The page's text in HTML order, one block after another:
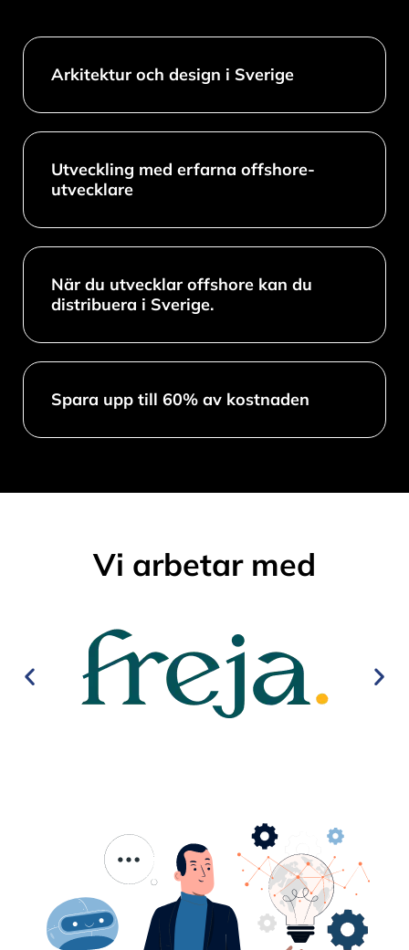
Arkitektur och design i Sverige​
Utveckling med erfarna offshore-
utvecklare
När du utvecklar offshore kan du
distribuera i Sverige.
Spara upp till 60% av kostnaden
Vi arbetar med